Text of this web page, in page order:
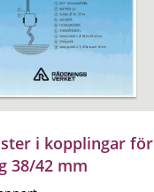
i kopplingar för
38/42 mm